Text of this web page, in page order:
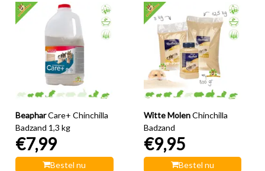
BeapharCare+ Chinchilla
Badzand 1,3 kg
€7,99
Bestel nu
Witte Molen Chinchilla
Badzand
€9,95
Bestel nu